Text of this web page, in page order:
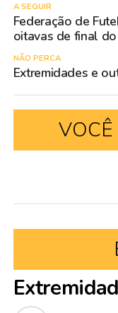
A SEGUIR
Federação de
oitavas de final
NÃO PERCA
Extremidades e